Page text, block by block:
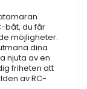
båt, du får
möjligheter.
dina
njuta av en
friheten att
av RC-